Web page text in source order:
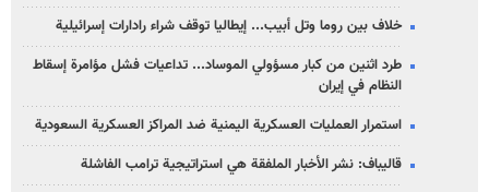
خلاف بين روما وتل أبيب... إيطاليا توقف شراء رادارات إسرائيلية
طرد اثنين من كبار مسؤولي الموساد... تداعيات فشل مؤامرة إسقاط
النظام في إيران
استمرار العمليات العسكرية اليمنية ضد المراكز العسكرية السعودية
قاليباف: نشر الأخبار الملفقة هي استراتيجية ترامب الفاشلة